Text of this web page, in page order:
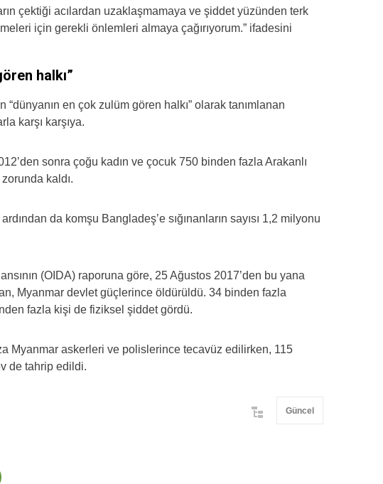
çektiği acılardan uzaklaşmamaya ve şiddet yüzünden terk
için gerekli önlemleri almaya çağırıyorum.” ifadesini
halkı”
“dünyanın en çok zulüm gören halkı” olarak tanımlanan
karşı karşıya.
sonra çoğu kadın ve çocuk 750 binden fazla Arakanlı
kaldı.
da komşu Bangladeş’e sığınanların sayısı 1,2 milyonu
(OIDA) raporuna göre, 25 Ağustos 2017’den bu yana
Myanmar devlet güçlerince öldürüldü. 34 binden fazla
fazla kişi de fiziksel şiddet gördü.
Myanmar askerleri ve polislerince tecavüz edilirken, 115
de tahrip edildi.
Güncel